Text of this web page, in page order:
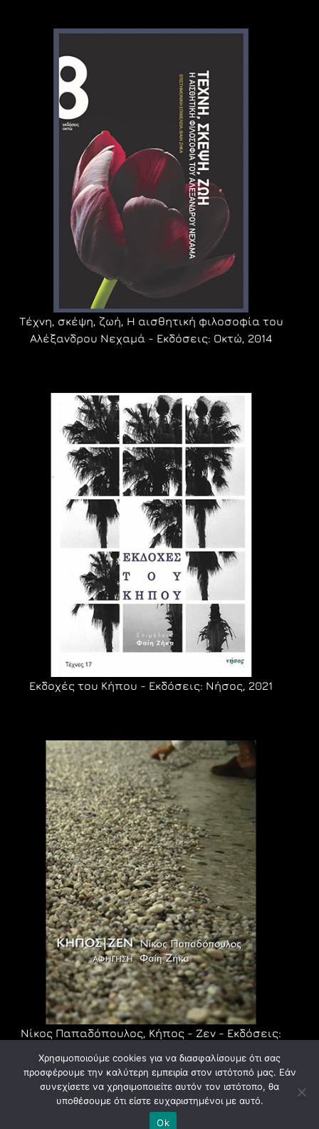
Τέχνη, σκέψη, ζωή, Η αισθητική φιλοσοφία του
Αλέξανδρου Νεχαμά - Εκδόσεις: Οκτώ, 2014
Εκδοχές του Κήπου - Εκδόσεις: Νήσος, 2021
Νίκος Παπαδόπουλος, Κήπος - Ζεν - Εκδόσεις:
© ASFA 2024. All rights reserved.
Χρησιμοποιούμε cookies για να διασφαλίσουμε ότι σας
προσφέρουμε την καλύτερη εμπειρία στον ιστότοπό μας. Εάν
συνεχίσετε να χρησιμοποιείτε αυτόν τον ιστότοπο, θα
υποθέσουμε ότι είστε ευχαριστημένοι με αυτό.
Ok